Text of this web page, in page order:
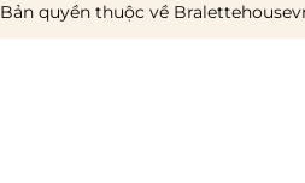
Bản quyền thuộc về